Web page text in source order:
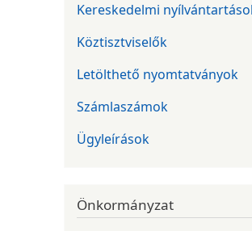
Kereskedelmi
Köztisztviselők
Letölthető nyomtatványok
Számlaszámok
Ügyleírások
Önkormányzat